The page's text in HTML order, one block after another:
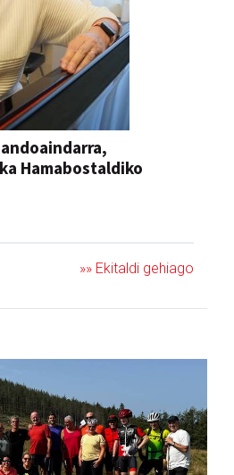
Hamabostaldiko
»» Ekitaldi gehiago